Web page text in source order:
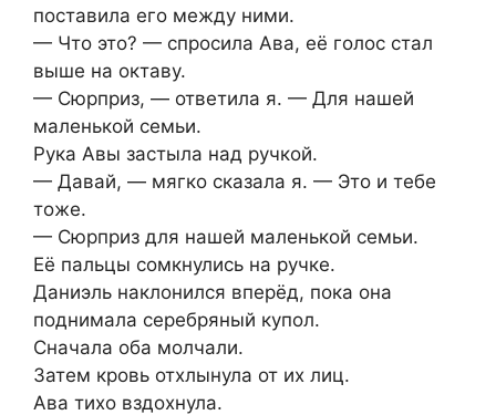
поставила его между ними.
— Что это? — спросила Ава, её голос стал
выше на октаву.
— Сюрприз, — ответила я. — Для нашей
маленькой семьи.
Рука Авы застыла над ручкой.
— Давай, — мягко сказала я. — Это и тебе
тоже.
— Сюрприз для нашей маленькой семьи.
Её пальцы сомкнулись на ручке.
Даниэль наклонился вперёд, пока она
поднимала серебряный купол.
Сначала оба молчали.
Затем кровь отхлынула от их лиц.
Ава тихо вздохнула.